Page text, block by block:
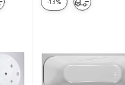
-13%